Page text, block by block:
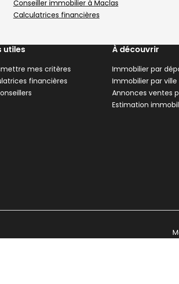
Conseiller immobilier à Maclas
Calculatrices financières
utiles
mes critères
financières
À découvrir
Immobilier par
Immobilier par ville
Annonces ventes
Estimation